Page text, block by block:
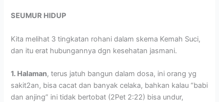
SEUMUR HIDUP
Kita melihat 3 tingkatan rohani dalam skema Kemah Suci,
dan itu erat hubungannya dgn kesehatan jasmani.
1. Halaman, terus jatuh bangun dalam dosa, ini orang yg
sakit2an, bisa cacat dan banyak celaka, bahkan kalau “babi
dan anjing” ini tidak bertobat (2Pet 2:22) bisa undur,